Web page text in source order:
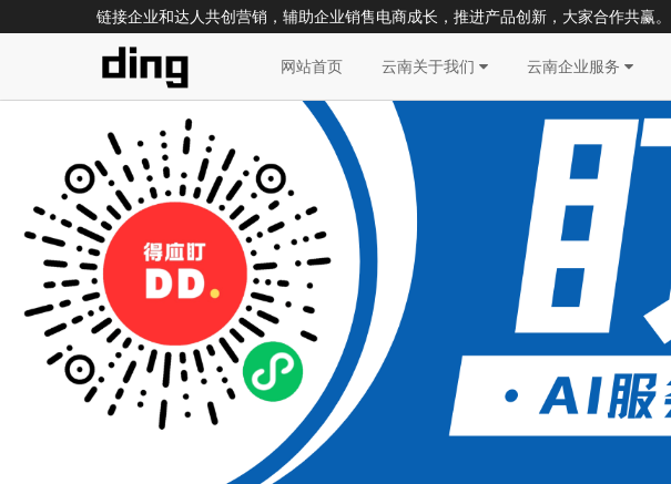
链接企业和达人共创营销，辅助企业销售电商成长，推进产品创新，大家合作共赢。
网站首页 云南关于我们 云南企业服务